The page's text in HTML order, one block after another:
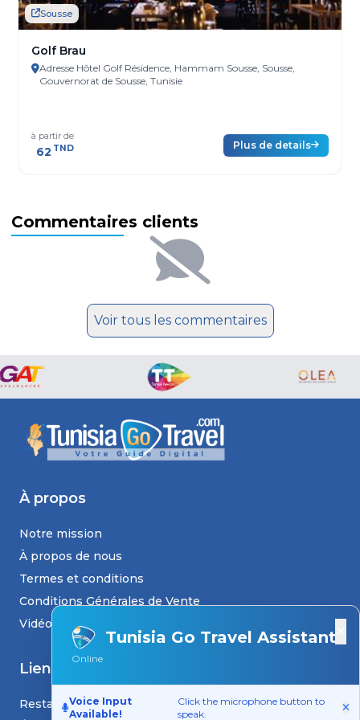
Sousse
Golf Brau
Adresse Hôtel Golf Résidence, Hammam Sousse, Sousse,
Gouvernorat de Sousse, Tunisie
à partir de
62 TND Plus de details
Commentaires clients
Voir tous les commentaires
Tunisia Go Travel Assistant
Online
Voice Input
Available!
Click the microphone button to
speak.
À propos
Notre mission
À propos de nous
Termes et conditions
Conditions Générales de Vente
Vidéos
Liens
Restaurants